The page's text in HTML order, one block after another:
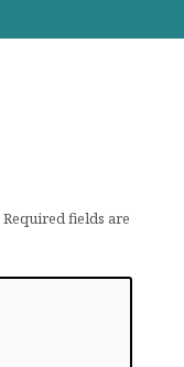
Required fields are